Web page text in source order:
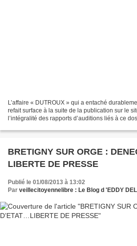
L’affaire « DUTROUX » qui a entaché
refait surface à la suite de la publication sur le
l’intégralité des rapports d’auditions liés à ce
BRETIGNY SUR ORGE :
LIBERTE DE PRESSE
Publié le 01/08/2013 à 13:02
Par veillecitoyennelibre : Le Blog d 'EDDY